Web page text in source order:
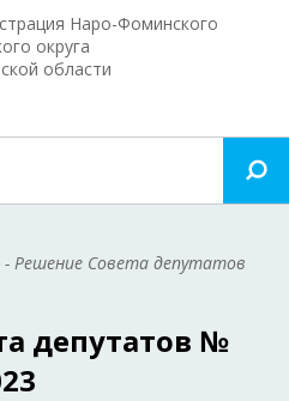
Наро-Фоминского
округа
области
- Решение Совета депутатов
депутатов №